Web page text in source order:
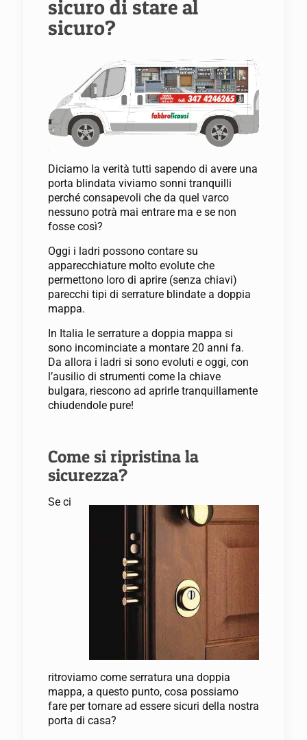
sicuro di stare al
sicuro?
Diciamo la verità tutti sapendo di avere una
porta blindata viviamo sonni tranquilli
perché consapevoli che da quel varco
nessuno potrà mai entrare ma e se non
fosse così?
Oggi i ladri possono contare su
apparecchiature molto evolute che
permettono loro di aprire (senza chiavi)
parecchi tipi di serrature blindate a doppia
mappa.
In Italia le serrature a doppia mappa si
sono incominciate a montare 20 anni fa.
Da allora i ladri si sono evoluti e oggi, con
l’ausilio di strumenti come la chiave
bulgara, riescono ad aprirle tranquillamente
chiudendole pure!
Come si ripristina la
sicurezza?
Se ci
ritroviamo come serratura una doppia
mappa, a questo punto, cosa possiamo
fare per tornare ad essere sicuri della nostra
porta di casa?